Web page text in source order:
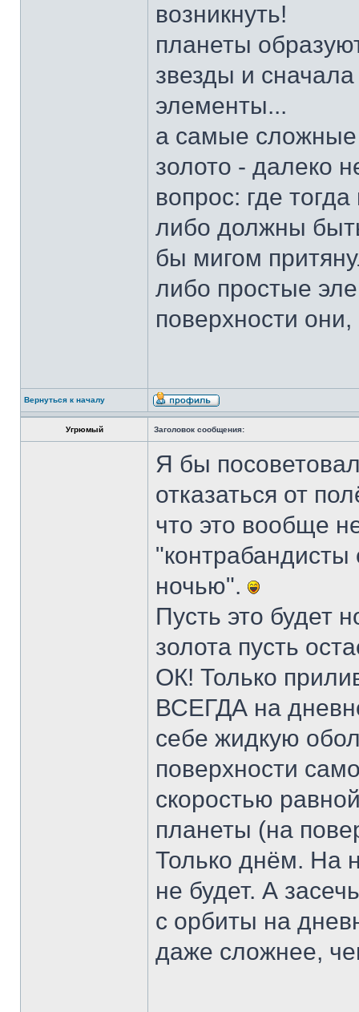
возникнуть!
планеты
звезды и
элементы...
а самые сложные
золото - далеко
вопрос: где
либо должны
бы мигом
либо простые
поверхности
Вернуться к началу
Угрюмый Заголовок сообщения:
Я бы
отказаться от
что это вообще
ночью".
Пусть это будет
золота пусть
ОК! Только
ВСЕГДА на
себе жидкую
поверхности
скоростью
планеты (на
Только днём. На
не будет. А
с орбиты на
даже сложнее,